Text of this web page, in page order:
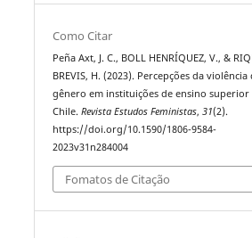
Como Citar
Peña Axt, J. C., BOLL HENRÍQUEZ, V., &
BREVIS, H. (2023). Percepções da violência
gênero em instituições de ensino superior
Chile.Revista Estudos Feministas,31(2).
https://doi.org/10.1590/1806-9584-
2023v31n284004
Fomatos de Citação